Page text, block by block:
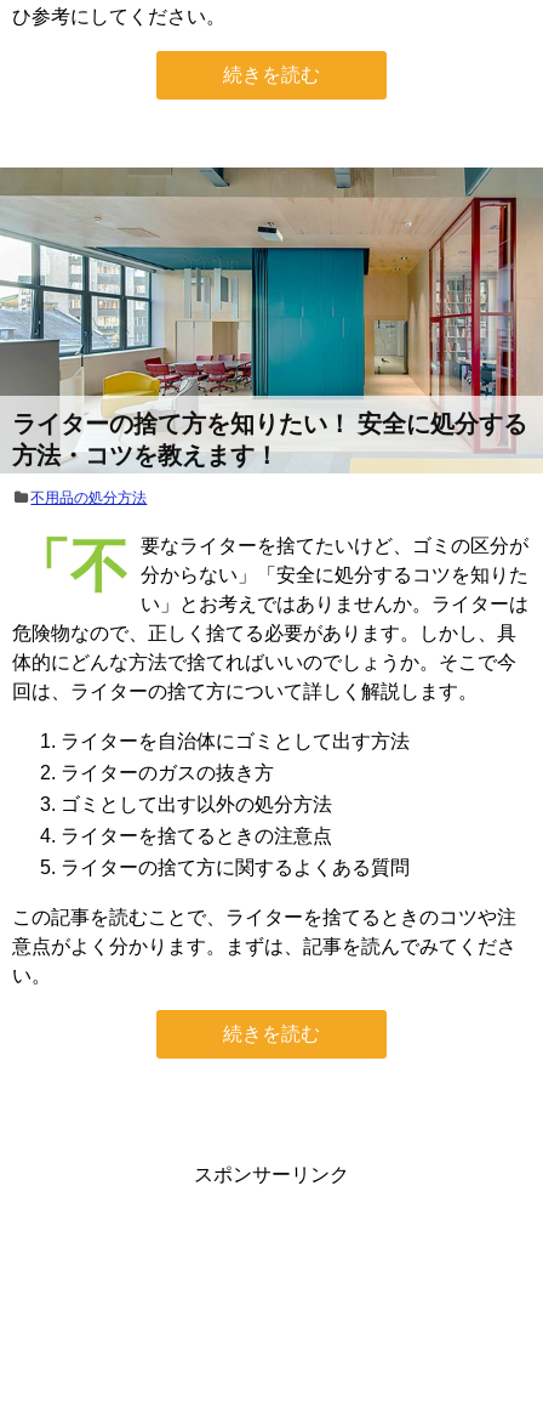
ひ参考にしてください。
続きを読む
ライターの捨て方を知りたい！ 安全に処分する
方法・コツを教えます！
不用品の処分方法
「不要なライターを捨てたいけど、ゴミの区分が
分からない」「安全に処分するコツを知りた
い」とお考えではありませんか。ライターは
危険物なので、正しく捨てる必要があります。しかし、具
体的にどんな方法で捨てればいいのでしょうか。そこで今
回は、ライターの捨て方について詳しく解説します。
ライターを自治体にゴミとして出す方法
ライターのガスの抜き方
ゴミとして出す以外の処分方法
ライターを捨てるときの注意点
ライターの捨て方に関するよくある質問
この記事を読むことで、ライターを捨てるときのコツや注
意点がよく分かります。まずは、記事を読んでみてくださ
い。
続きを読む
スポンサーリンク